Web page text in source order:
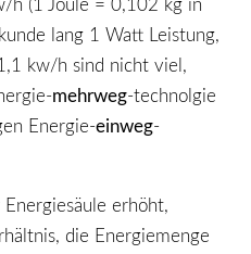
h (1 Joule = 0,102 kg in
lang 1 Watt Leistung,
kw/h sind nicht viel,
mehrweg-technolgie
Energie-einweg-
erhöht,
die Energiemenge